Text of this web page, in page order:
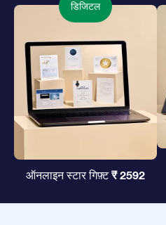
डिजिटल
ऑनलाइन स्टार गिफ़्ट₹ 2592